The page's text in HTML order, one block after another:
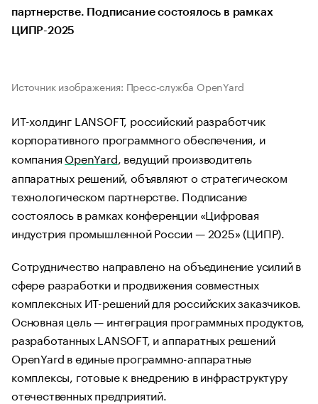
партнерстве. Подписание состоялось в рамках
ЦИПР-2025
Источник изображения: Пресс-служба OpenYard
ИТ-холдинг LANSOFT, российский разработчик
корпоративного программного обеспечения, и
компания OpenYard, ведущий производитель
аппаратных решений, объявляют о стратегическом
технологическом партнерстве. Подписание
состоялось в рамках конференции «Цифровая
индустрия промышленной России — 2025» (ЦИПР).
Сотрудничество направлено на объединение усилий в
сфере разработки и продвижения совместных
комплексных ИТ-решений для российских заказчиков.
Основная цель — интеграция программных продуктов,
разработанных LANSOFT, и аппаратных решений
OpenYard в единые программно-аппаратные
комплексы, готовые к внедрению в инфраструктуру
отечественных предприятий.